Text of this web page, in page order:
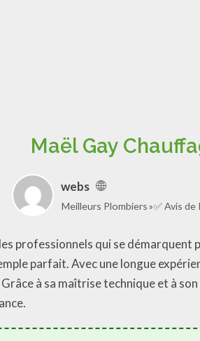
Maël Gay
webs
Meilleurs Plombiers ✅ Avis de
professionnels qui se
parfait. Avec une longue
à sa maîtrise technique et à